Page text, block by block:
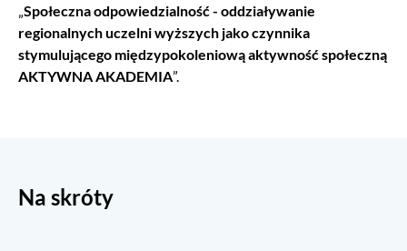
Społeczna odpowiedzialność - oddziaływanie
regionalnych uczelni wyższych jako czynnika
stymulującego międzypokoleniową aktywność społeczną
AKTYWNA AKADEMIA”.
Na skróty